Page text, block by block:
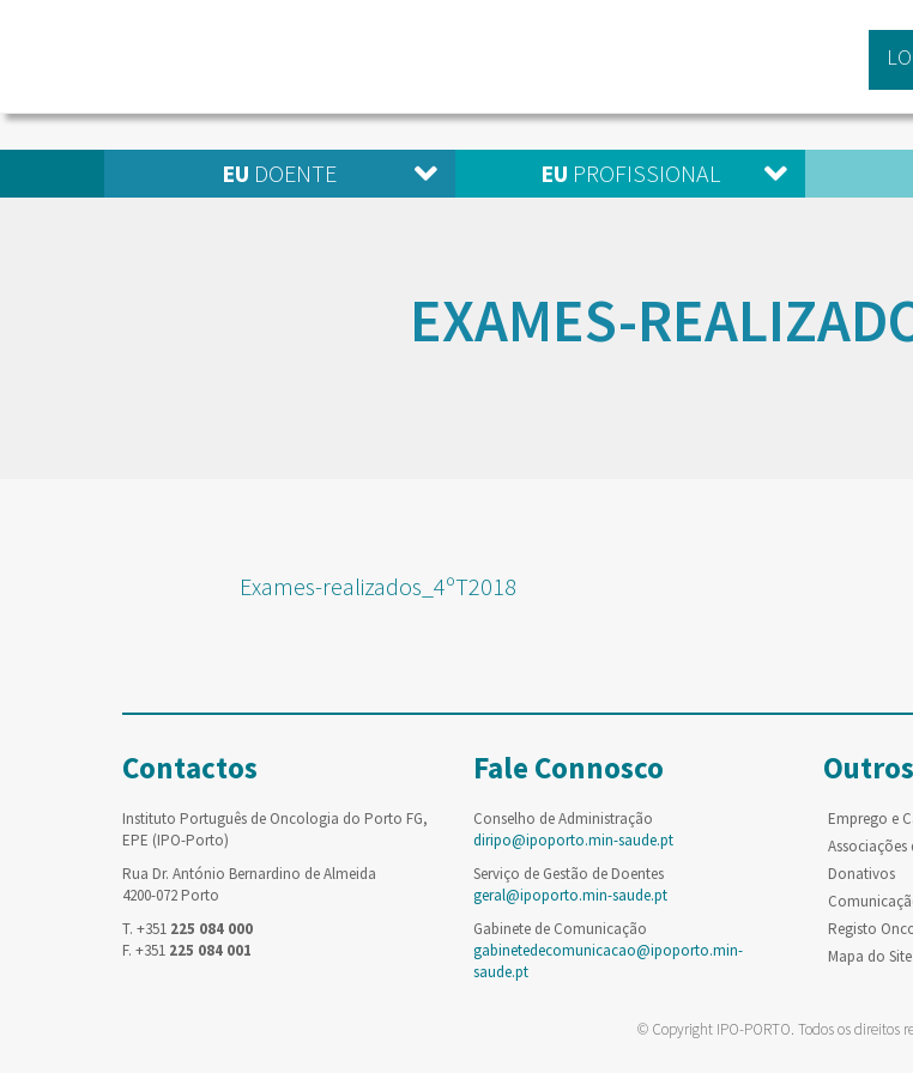
EU DOENTE EU PROFISSIONAL
EXAMES-
Exames-realizados_4ºT2018
Contactos
Instituto Português de Oncologia do Porto FG,
EPE (IPO-Porto)
Rua Dr. António Bernardino de Almeida
4200-072 Porto
T. +351 225 084 000
F. +351 225 084 001
Fale Connosco
Conselho de Administração
diripo@ipoporto.min-saude.pt
Serviço de Gestão de Doentes
geral@ipoporto.min-saude.pt
Gabinete de Comunicação
gabinetedecomunicacao@ipoporto.min-
saude.pt
Emprego e
Associações
Donativos
Registo
Mapa do Site
© Copyright IPO-PORTO. Todos os direitos